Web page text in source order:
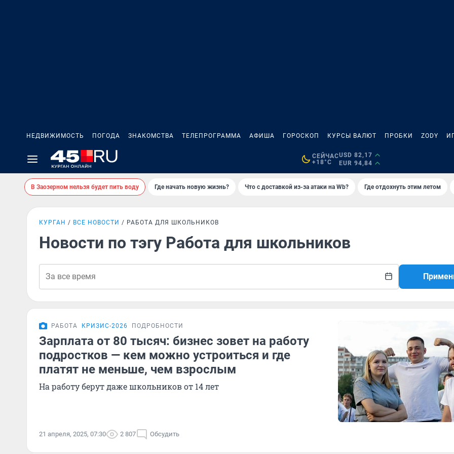
НЕДВИЖИМОСТЬ ПОГОДА ЗНАКОМСТВА ТЕЛЕПРОГРАММА АФИША ГОРОСКОП КУРСЫ ВАЛЮТ ПРОБКИ ZODY
СЕЙЧАС
+18°C
USD 82,17
EUR 94,84
В Заозерном нельзя будет пить воду Где начать новую жизнь? Что с доставкой из-за атаки на Wb? Где отдохнуть этим летом
КУРГАН ВСЕ НОВОСТИ РАБОТА ДЛЯ ШКОЛЬНИКОВ
Новости по тэгу Работа для школьников
РАБОТА КРИЗИС-2026 ПОДРОБНОСТИ
Зарплата от 80 тысяч: бизнес зовет на работу
подростков — кем можно устроиться и где
платят не меньше, чем взрослым
На работу берут даже школьников от 14 лет
21 апреля, 2025, 07:30 2 807 Обсудить